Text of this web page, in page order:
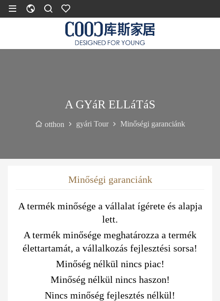
A GYáR ELLáTáS
otthon gyári Tour Minőségi garanciánk
Minőségi garanciánk
A termék minősége a vállalat ígérete és alapja
lett.
A termék minősége meghatározza a termék
élettartamát, a vállalkozás fejlesztési sorsa!
Minőség nélkül nincs piac!
Minőség nélkül nincs haszon!
Nincs minőség fejlesztés nélkül!